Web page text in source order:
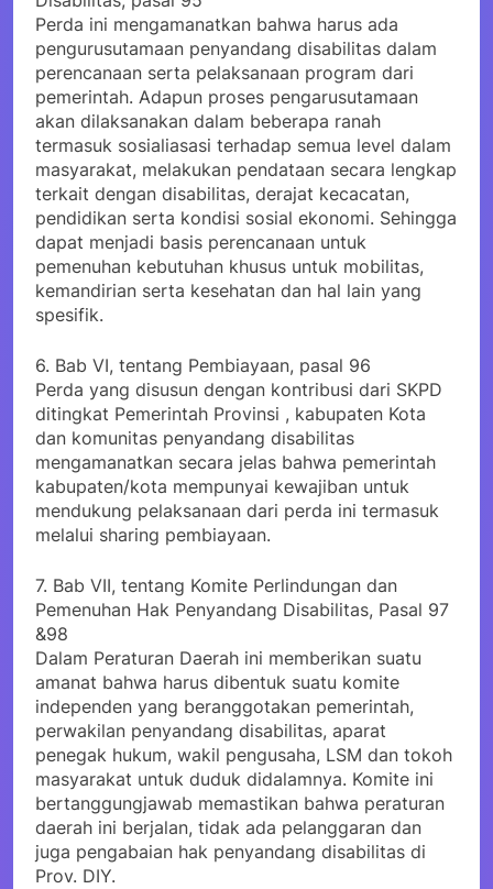
Perda ini mengamanatkan bahwa harus ada
pengurusutamaan penyandang disabilitas dalam
perencanaan serta pelaksanaan program dari
pemerintah. Adapun proses pengarusutamaan
akan dilaksanakan dalam beberapa ranah
termasuk sosialiasasi terhadap semua level dalam
masyarakat, melakukan pendataan secara lengkap
terkait dengan disabilitas, derajat kecacatan,
pendidikan serta kondisi sosial ekonomi. Sehingga
dapat menjadi basis perencanaan untuk
pemenuhan kebutuhan khusus untuk mobilitas,
kemandirian serta kesehatan dan hal lain yang
spesifik.
6. Bab VI, tentang Pembiayaan, pasal 96
Perda yang disusun dengan kontribusi dari SKPD
ditingkat Pemerintah Provinsi , kabupaten Kota
dan komunitas penyandang disabilitas
mengamanatkan secara jelas bahwa pemerintah
kabupaten/kota mempunyai kewajiban untuk
mendukung pelaksanaan dari perda ini termasuk
melalui sharing pembiayaan.
7. Bab VII, tentang Komite Perlindungan dan
Pemenuhan Hak Penyandang Disabilitas, Pasal 97
&98
Dalam Peraturan Daerah ini memberikan suatu
amanat bahwa harus dibentuk suatu komite
independen yang beranggotakan pemerintah,
perwakilan penyandang disabilitas, aparat
penegak hukum, wakil pengusaha, LSM dan tokoh
masyarakat untuk duduk didalamnya. Komite ini
bertanggungjawab memastikan bahwa peraturan
daerah ini berjalan, tidak ada pelanggaran dan
juga pengabaian hak penyandang disabilitas di
Prov. DIY.